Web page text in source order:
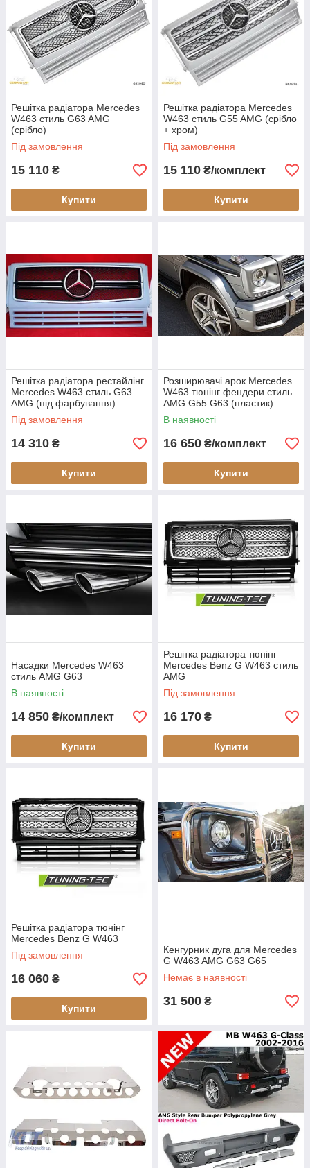
Решітка радіатора Mercedes
W463 стиль G63 AMG
(срібло)
Під замовлення
15 110 ₴
Купити
Решітка радіатора Mercedes
W463 стиль G55 AMG (срібло
+ хром)
Під замовлення
15 110 ₴/комплект
Купити
Решітка радіатора рестайлінг
Mercedes W463 стиль G63
AMG (під фарбування)
Під замовлення
14 310 ₴
Купити
Розширювачі арок Mercedes
W463 тюнінг фендери стиль
AMG G55 G63 (пластик)
В наявності
16 650 ₴/комплект
Купити
Насадки Mercedes W463
стиль AMG G63
В наявності
14 850 ₴/комплект
Купити
Решітка радіатора тюнінг
Mercedes Benz G W463 стиль
AMG
Під замовлення
16 170 ₴
Купити
Решітка радіатора тюнінг
Mercedes Benz G W463
Під замовлення
16 060 ₴
Купити
Кенгурник дуга для Mercedes
G W463 AMG G63 G65
Немає в наявності
31 500 ₴